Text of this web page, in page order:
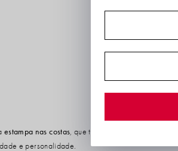
estampa nas costas, que transforma um básico em
e personalidade.